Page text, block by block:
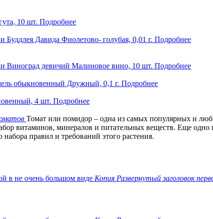
10 шт. Подробнее
Буддлея Давида Фиолетово- голубая, 0,01 г. Подробнее
Виноград девичий Малиновое вино, 10 шт. Подробнее
обыкновенный Дружный, 0,1 г. Подробнее
4 шт. Подробнее
Томат или помидор – одна из самых популярных и
витаминов, минералов и питательных веществ. Еще одно
правил и требований этого растения.
Копия Развернутый заголовок